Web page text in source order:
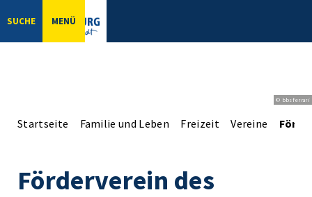
SUCHE MENÜ
© bbsferrari
Startseite Familie und Leben Freizeit Vereine
Förderverein des